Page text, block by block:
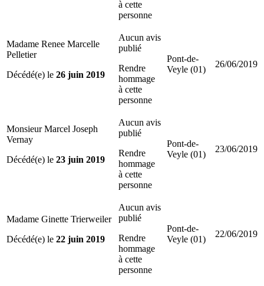
à cette
personne
Madame Renee Marcelle
Pelletier
Décédé(e) le 26 juin 2019
Aucun avis
publié
Rendre
hommage
à cette
personne
Pont-de-
Veyle (01)
26/06/2019
Monsieur Marcel Joseph
Vernay
Décédé(e) le 23 juin 2019
Aucun avis
publié
Rendre
hommage
à cette
personne
Pont-de-
Veyle (01)
23/06/2019
Madame Ginette Trierweiler
Décédé(e) le 22 juin 2019
Aucun avis
publié
Rendre
hommage
à cette
personne
Pont-de-
Veyle (01)
22/06/2019